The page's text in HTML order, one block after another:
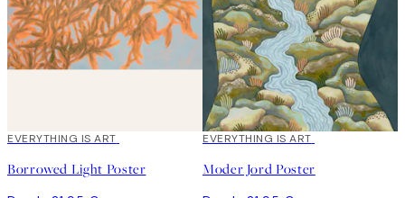
EVERYTHING IS ART
Borrowed Light Poster
EVERYTHING IS ART
Moder Jord Poster